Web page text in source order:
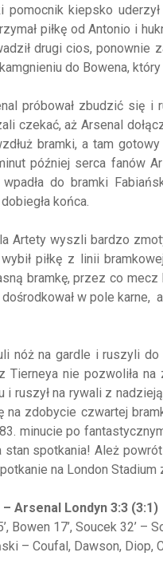
pomocnik kiepsko
piłkę od Antonio i
drugi cios, ponownie
do Bowena,
próbował zbudzić się
czekać, aż Arsenal
bramki, a tam
później serca fanów
do bramki
końca.
Artety wyszli bardzo
piłkę z linii
bramkę, przez co
w pole karne,
nóż na gardle i ruszyli
Tierneya nie pozwoliła
i ruszył na rywali z
na zdobycie czwartej
minucie po
stan spotkania! Ależ
na London Stadium
Arsenal Londyn 3:3 (3:1)
Bowen 17’, Soucek 32’
– Coufal, Dawson, Diop,